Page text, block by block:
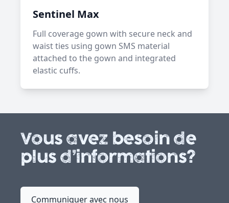
Sentinel Max
Full coverage gown with secure neck and
waist ties using gown SMS material
attached to the gown and integrated
elastic cuffs.
Vous avez besoin de
plus d’informations?
Communiquer avec nous